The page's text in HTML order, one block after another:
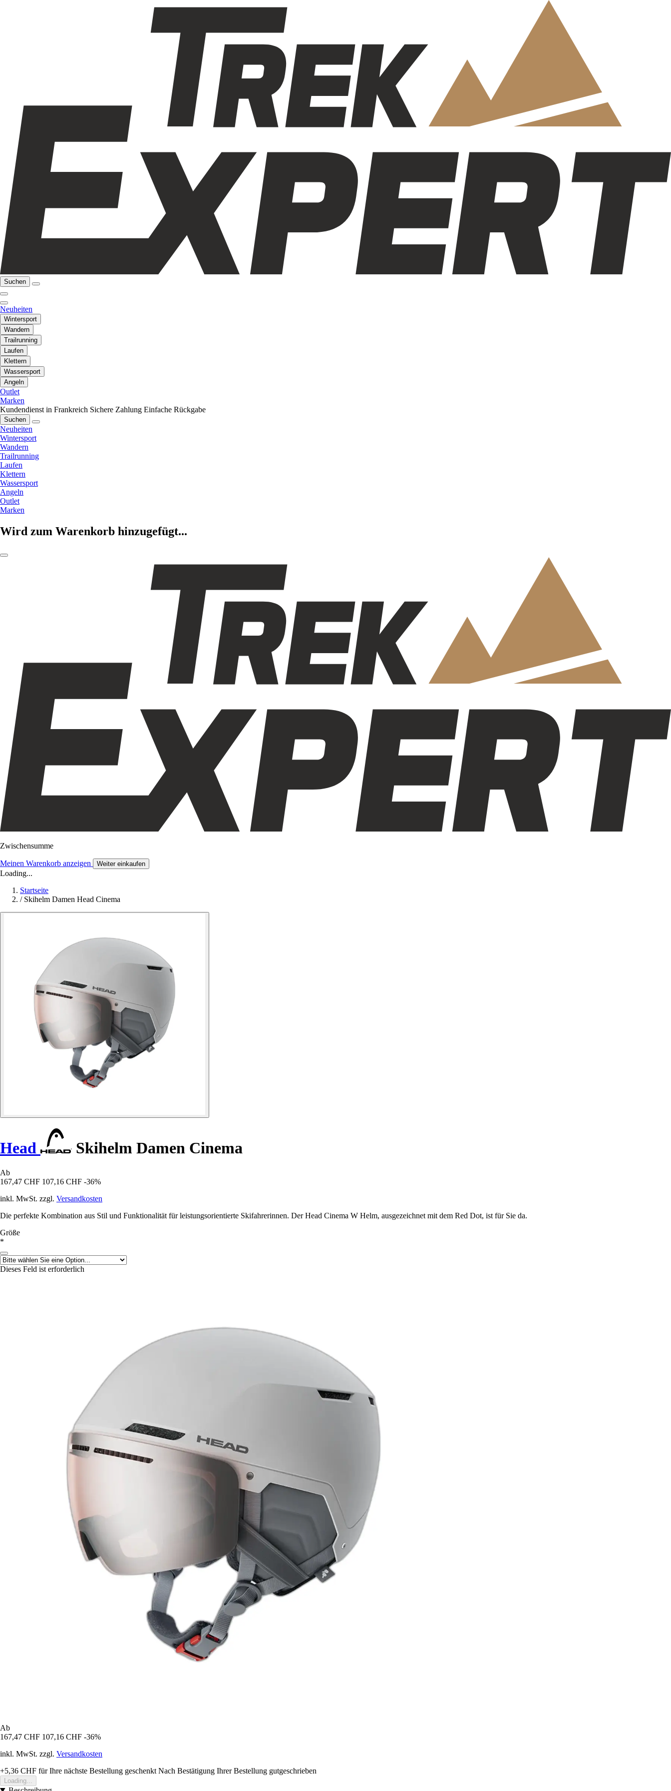
Suchen
Neuheiten
Wintersport
Wandern
Trailrunning
Laufen
Klettern
Wassersport
Angeln
Outlet
Marken
Kundendienst in Frankreich Sichere Zahlung Einfache Rückgabe
Suchen
Neuheiten
Wintersport
Wandern
Trailrunning
Laufen
Klettern
Wassersport
Angeln
Outlet
Marken
Wird zum Warenkorb hinzugefügt...
Zwischensumme
Meinen Warenkorb anzeigen Weiter einkaufen
Loading...
Startseite
/ Skihelm Damen Head Cinema
Head Skihelm Damen Cinema
Ab
167,47 CHF 107,16 CHF -36%
inkl. MwSt. zzgl. Versandkosten
Die perfekte Kombination aus Stil und Funktionalität für leistungsorientierte Skifahrerinnen. Der Head Cinema W Helm, ausgezeichnet mit dem Red Dot, ist für Sie da.
Größe
*
Dieses Feld ist erforderlich
Ab
167,47 CHF 107,16 CHF -36%
inkl. MwSt. zzgl. Versandkosten
+5,36 CHF für Ihre nächste Bestellung geschenkt Nach Bestätigung Ihrer Bestellung gutgeschrieben
Loading...